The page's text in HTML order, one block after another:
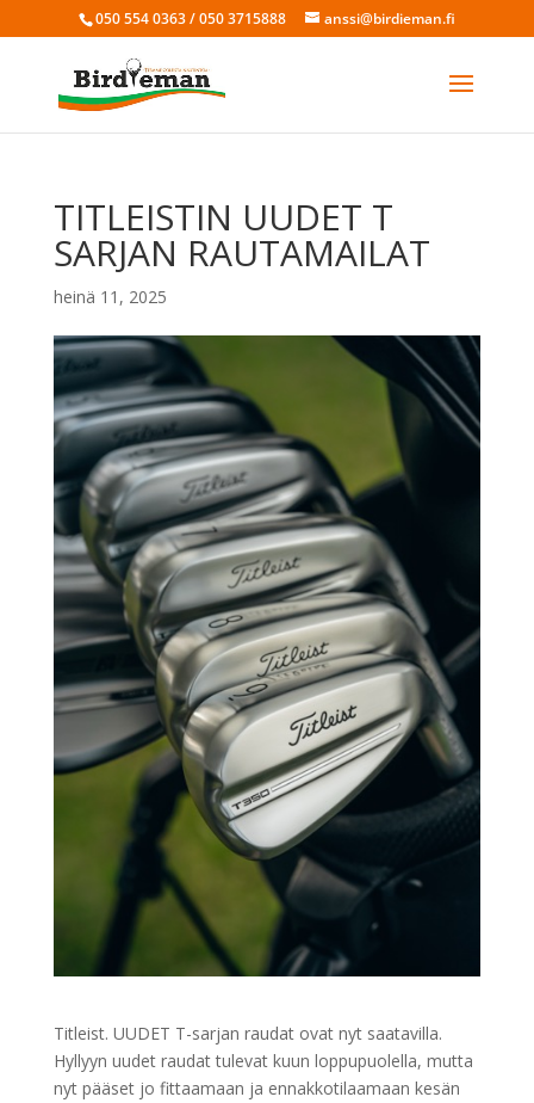
050 554 0363 / 050 3715888 anssi@birdieman.fi
TITLEISTIN UUDET T
SARJAN RAUTAMAILAT
heinä 11, 2025
Titleist. UUDET T-sarjan raudat ovat nyt saatavilla.
Hyllyyn uudet raudat tulevat kuun loppupuolella, mutta
nyt pääset jo fittaamaan ja ennakkotilaamaan kesän